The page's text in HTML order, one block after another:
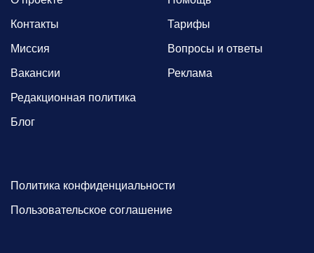
Контакты
Миссия
Вакансии
Редакционная политика
Блог
Тарифы
Вопросы и ответы
Реклама
Политика конфиденциальности
Пользовательское соглашение